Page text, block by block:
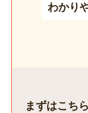
わかり
まずはこち